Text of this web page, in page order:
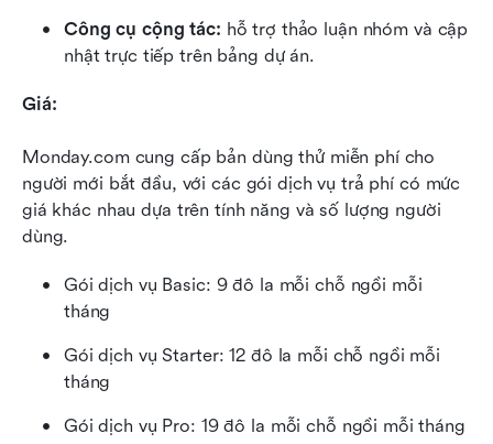
Công cụ cộng tác: hỗ trợ thảo luận nhóm và cập
nhật trực tiếp trên bảng dự án.
Giá:
Monday.com cung cấp bản dùng thử miễn phí cho
người mới bắt đầu, với các gói dịch vụ trả phí có mức
giá khác nhau dựa trên tính năng và số lượng người
dùng.
Gói dịch vụ Basic: 9 đô la mỗi chỗ ngồi mỗi
tháng
Gói dịch vụ Starter: 12 đô la mỗi chỗ ngồi mỗi
tháng
Gói dịch vụ Pro: 19 đô la mỗi chỗ ngồi mỗi tháng